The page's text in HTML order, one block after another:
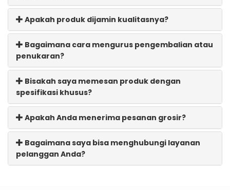
Apakah produk dijamin kualitasnya?
Bagaimana cara mengurus pengembalian atau
penukaran?
Bisakah saya memesan produk dengan
spesifikasi khusus?
Apakah Anda menerima pesanan grosir?
Bagaimana saya bisa menghubungi layanan
pelanggan Anda?